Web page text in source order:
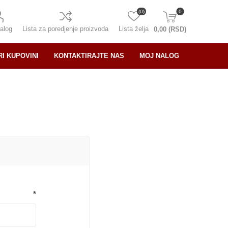
Lista za poredjenje proizvoda Lista želja
(0) 0
0,00 (RSD)
KUPOVINI KONTAKTIRAJTE NAS MOJ NALOG
*